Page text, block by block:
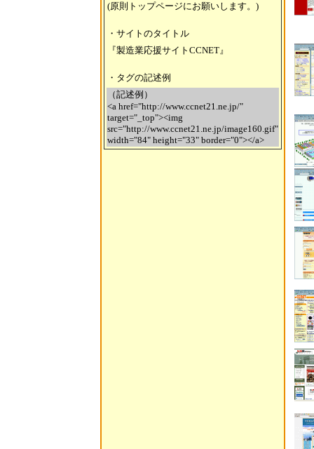
(原則トップページにお願いします。)
・サイトのタイトル
『製造業応援サイトCCNET』
・タグの記述例
（記述例）
<a href="http://www.ccnet21.ne.jp/"
target="_top"><img
src="http://www.ccnet21.ne.jp/image160.gif"
width="84" height="33" border="0"></a>